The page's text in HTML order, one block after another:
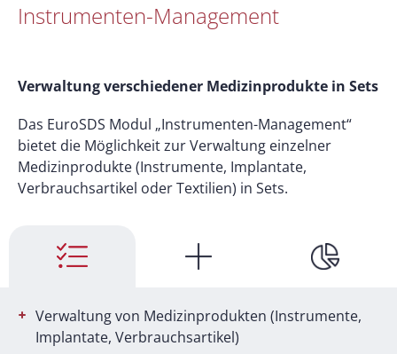
Instrumenten-Management
Verwaltung verschiedener Medizinprodukte in Sets
Das EuroSDS Modul „Instrumenten-Management“
bietet die Möglichkeit zur Verwaltung einzelner
Medizinprodukte (Instrumente, Implantate,
Verbrauchsartikel oder Textilien) in Sets.
Verwaltung von Medizinprodukten (Instrumente,
Implantate, Verbrauchsartikel)